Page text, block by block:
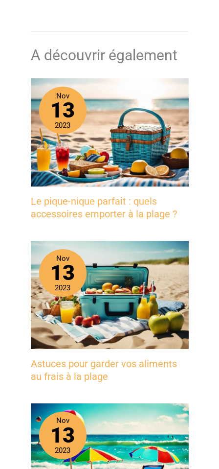
A découvrir également
Nov
13
2023
Le pique-nique parfait : quels
accessoires emporter à la plage ?
Nov
13
2023
Astuces pour garder vos aliments
au frais à la plage
Nov
13
2023